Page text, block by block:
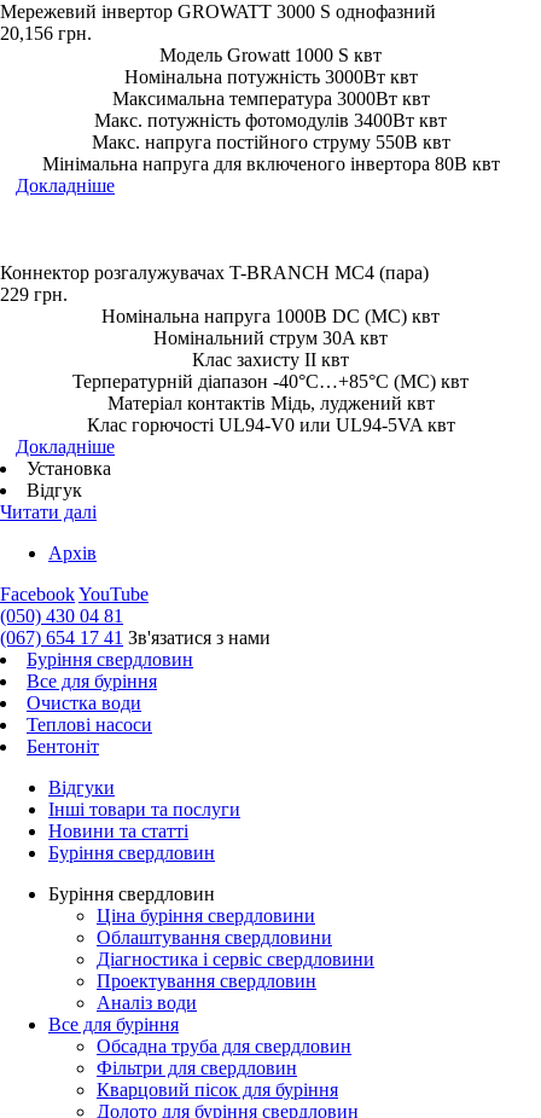
Мережевий інвертор GROWATT 3000 S однофазний
20,156 грн.
Модель Growatt 1000 S квт
Номінальна потужність 3000Вт квт
Максимальна температура 3000Вт квт
Макс. потужність фотомодулів 3400Вт квт
Макс. напруга постійного струму 550В квт
Мінімальна напруга для включеного інвертора 80В квт
Докладніше
Коннектор розгалужувачах T-BRANCH MC4 (пара)
229 грн.
Номінальна напруга 1000В DC (MC) квт
Номінальний струм 30A квт
Клас захисту II квт
Терпературній діапазон -40°C…+85°C (MC) квт
Матеріал контактів Мідь, луджений квт
Клас горючості UL94-V0 или UL94-5VA квт
Докладніше
Установка
Відгук
Читати далі
Архів
FacebookYouTube
(050) 430 04 81
(067) 654 17 41 Зв'язатися з нами
Буріння свердловин
Все для буріння
Очистка води
Теплові насоси
Бентоніт
Відгуки
Інші товари та послуги
Новини та статті
Буріння свердловин
Буріння свердловин
Ціна буріння свердловини
Облаштування свердловини
Діагностика і сервіс свердловини
Проектування свердловин
Аналіз води
Все для буріння
Обсадна труба для свердловин
Фільтри для свердловин
Кварцовий пісок для буріння
Долото для буріння свердловин